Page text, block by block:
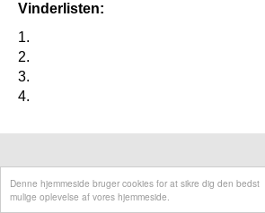
Denne hjemmeside bruger cookies for at sikre dig den bedst
mulige oplevelse af vores hjemmeside.
Vinderlisten:
1.
2.
3.
4.